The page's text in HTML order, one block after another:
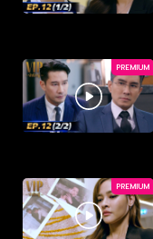
PREMIUM
PREMIUM